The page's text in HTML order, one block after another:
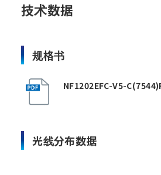
技术数据
规格书
NF1202EFC-V5-
光线分布数据